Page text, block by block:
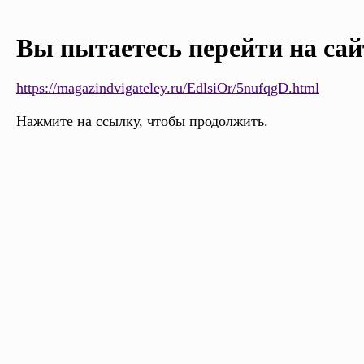
Вы пытаетесь перейти на
https://magazindvigateley.ru/EdlsiOr/5nufqgD.html
Нажмите на ссылку, чтобы продолжить.